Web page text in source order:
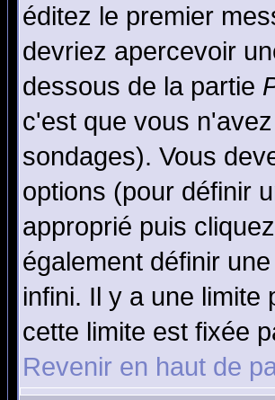
éditez le premier
devriez apercevoir
dessous de la partie
c'est que vous
sondages). Vous
options (pour définir
approprié puis
également définir
infini. Il y a une limite
cette limite est fixée
Revenir en haut de